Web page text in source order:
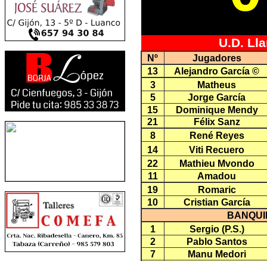
U.D.
Nº
Jugadores
13
Alejandro García ©
3
Matheus
5
Jorge García
15
Dominique Mendy
21
Félix Sanz
8
René Reyes
14
Viti Recuero
22
Mathieu Mvondo
11
Amadou
19
Romaric
10
Cristian García
1
Sergio (P.S.)
2
Pablo Santos
7
Manu Medori